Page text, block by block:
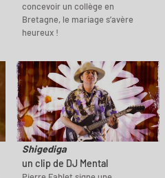
concevoir un collège en
Bretagne, le mariage s’avère
heureux !
Shigediga
un clip de DJ Mental